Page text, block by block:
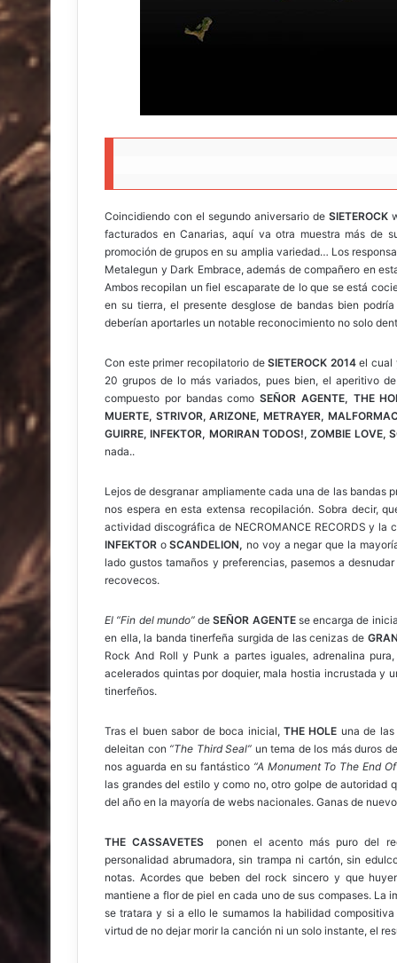
Coincidiendo con el segundo aniversario de SIETEROCK
facturados en Canarias, aquí va otra muestra más de
promoción de grupos en su amplia variedad… Los
Metalegun y Dark Embrace, además de compañero en
Ambos recopilan un fiel escaparate de lo que se está
en su tierra, el presente desglose de bandas bien
deberían aportarles un notable reconocimiento no solo
Con este primer recopilatorio deSIETEROCK 2014el cual
20 grupos de lo más variados, pues bien, el aperitivo
compuesto por bandas como SEÑOR AGENTE, THE
MUERTE, STRIVOR, ARIZONE, METRAYER,
GUIRRE, INFEKTOR, MORIRAN TODOS!, ZOMBIE LOVE,
nada..
Lejos de desgranar ampliamente cada una de las bandas
nos espera en esta extensa recopilación. Sobra decir,
actividad discográfica de NECROMANCE RECORDS y
INFEKTOR oSCANDELION, no voy a negar que la
lado gustos tamaños y preferencias, pasemos a
recovecos.
El “Fin del mundo”deSEÑOR AGENTE se encarga de
en ella, la banda tinerfeña surgida de las cenizas de
Rock And Roll y Punk a partes iguales, adrenalina
acelerados quintas por doquier, mala hostia incrustada y
tinerfeños.
Tras el buen sabor de boca inicial,THE HOLE una de
deleitan con “The Third Seal” un tema de los más duros
nos aguarda en su fantástico “A Monument To The End
las grandes del estilo y como no, otro golpe de autoridad
del año en la mayoría de webs nacionales. Ganas de
THE CASSAVETES ponen el acento más puro del
personalidad abrumadora, sin trampa ni cartón, sin
notas. Acordes que beben del rock sincero y que
mantiene a flor de piel en cada uno de sus compases. La
se tratara y si a ello le sumamos la habilidad
virtud de no dejar morir la canción ni un solo instante, el